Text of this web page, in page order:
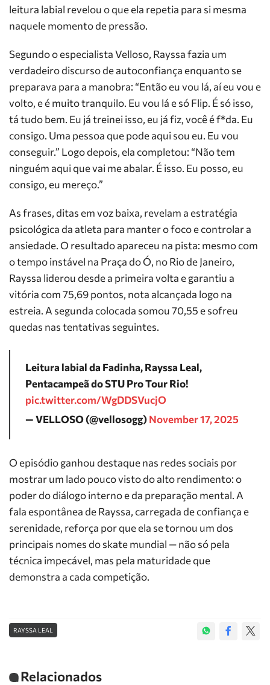
leitura labial revelou o que ela repetia para si mesma
naquele momento de pressão.
Segundo o especialista Velloso, Rayssa fazia um
verdadeiro discurso de autoconfiança enquanto se
preparava para a manobra: “Então eu vou lá, aí eu vou e
volto, e é muito tranquilo. Eu vou lá e só Flip. É só isso,
tá tudo bem. Eu já treinei isso, eu já fiz, você é f*da. Eu
consigo. Uma pessoa que pode aqui sou eu. Eu vou
conseguir.” Logo depois, ela completou: “Não tem
ninguém aqui que vai me abalar. É isso. Eu posso, eu
consigo, eu mereço.”
As frases, ditas em voz baixa, revelam a estratégia
psicológica da atleta para manter o foco e controlar a
ansiedade. O resultado apareceu na pista: mesmo com
o tempo instável na Praça do Ó, no Rio de Janeiro,
Rayssa liderou desde a primeira volta e garantiu a
vitória com 75,69 pontos, nota alcançada logo na
estreia. A segunda colocada somou 70,55 e sofreu
quedas nas tentativas seguintes.
Leitura labial da Fadinha, Rayssa Leal,
Pentacampeã do STU Pro Tour Rio!
pic.twitter.com/WgDDSVucjO
— VELLOSO (@vellosogg)November 17, 2025
O episódio ganhou destaque nas redes sociais por
mostrar um lado pouco visto do alto rendimento: o
poder do diálogo interno e da preparação mental. A
fala espontânea de Rayssa, carregada de confiança e
serenidade, reforça por que ela se tornou um dos
principais nomes do skate mundial — não só pela
técnica impecável, mas pela maturidade que
demonstra a cada competição.
RAYSSA LEAL
Relacionados